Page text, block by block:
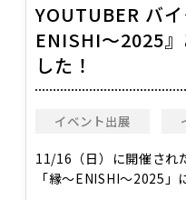
YOUTUBER バ
ENISHI～2025
した！
イベント出展
11/16（日）に開催され
「縁〜ENISHI〜2025」